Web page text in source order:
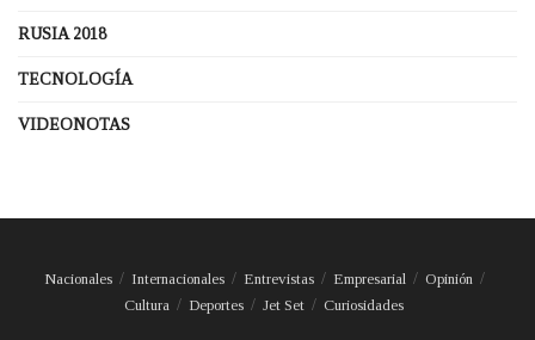
RUSIA 2018
TECNOLOGÍA
VIDEONOTAS
Nacionales Internacionales Entrevistas Empresarial
Opinión
Cultura
Deportes Jet Set Curiosidades